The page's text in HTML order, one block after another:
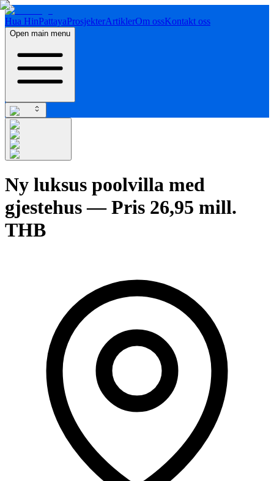
Hua HinPattayaProsjekterArtiklerOm ossKontakt oss
Open main menu
Ny luksus poolvilla med
gjestehus — Pris 26,95 mill.
THB